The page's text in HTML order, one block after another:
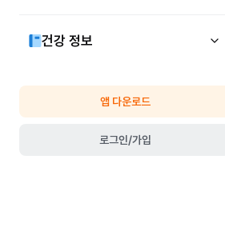
건강 정보
앱 다운로드
로그인/가입